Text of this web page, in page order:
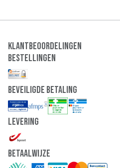
Klantbeoordelingen
Bestellingen
Beveiligde Betaling
Levering
Betaalwijze